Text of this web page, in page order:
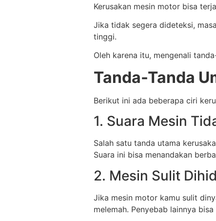
Kerusakan mesin motor bisa
Jika tidak segera dideteksi,
tinggi.
Oleh karena itu, mengenali
Tanda-Tanda
Berikut ini ada beberapa ciri
1. Suara Mesin
Salah satu tanda utama
Suara ini bisa menandakan
2. Mesin Sulit
Jika mesin motor kamu sulit
melemah. Penyebab lainnya